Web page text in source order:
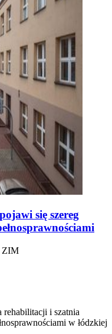
się szereg
ZIM
rehabilitacji i szatnia
w łódzkiej